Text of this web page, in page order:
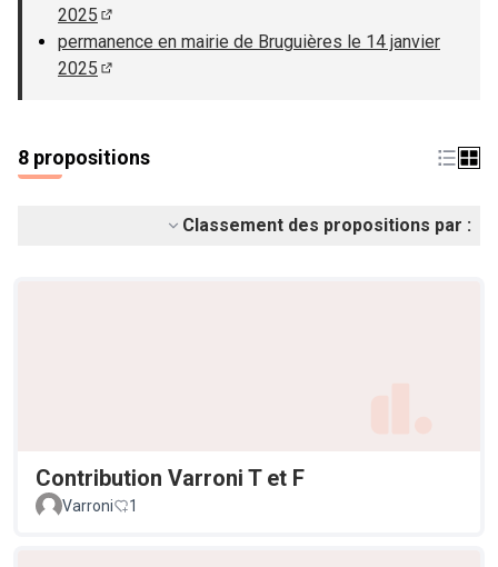
2025
(S'ouvre dans un nouvel onglet)
permanence en mairie de Bruguières le 14 janvier
2025
8 propositions
Classement des propositions par :
Contribution Varroni T et F
Varroni 1